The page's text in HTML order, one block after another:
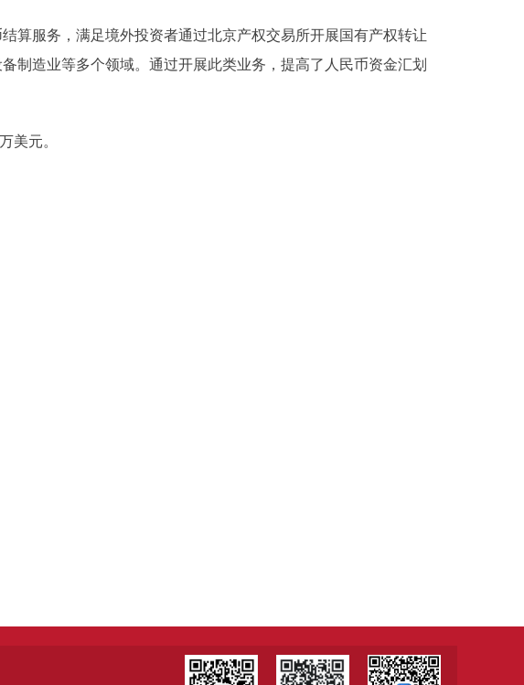
服务，满足境外投资者通过北京产权交易所开展国有产权转让
制造业等多个领域。通过开展此类业务，提高了人民币资金汇划
美元。